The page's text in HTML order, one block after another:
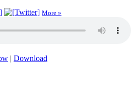
More »
| Download